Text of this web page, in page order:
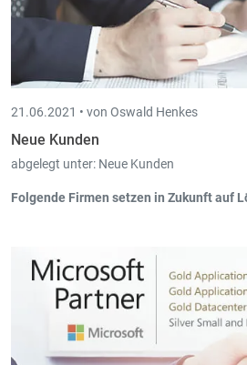
21.06.2021 • von Oswald Henkes
Neue Kunden
abgelegt unter: Neue Kunden
Folgende Firmen setzen in Zukunft auf
Come Al Mohone, Echternach (Book-
in) ab 06/2021
Fluid Services, Andenne (Book-in) ab
Welte’s Welten, Schönberg (Book-
MON-NET SA, Moersdorf (Pay-in) ab